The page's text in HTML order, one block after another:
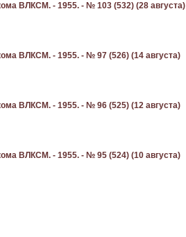
ВЛКСМ. - 1955. - № 103 (532) (28 августа)
ВЛКСМ. - 1955. - № 97 (526) (14 августа)
ВЛКСМ. - 1955. - № 96 (525) (12 августа)
ВЛКСМ. - 1955. - № 95 (524) (10 августа)